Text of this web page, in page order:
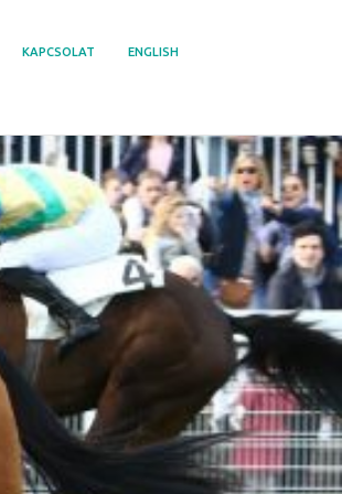
KAPCSOLAT ENGLISH